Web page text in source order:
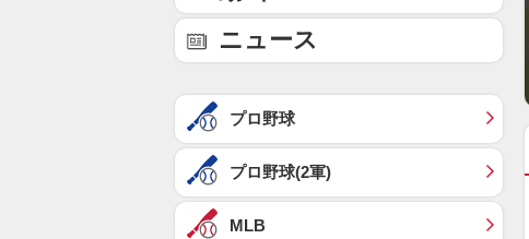
ニュース
プロ野球
プロ野球(2軍)
MLB